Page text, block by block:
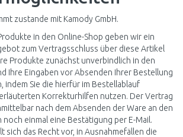
zustande mit Kamody GmbH.
in den Online-Shop geben wir ein
zum Vertragsschluss über diese Artikel
Produkte zunächst unverbindlich in den
Ihre Eingaben vor Absenden Ihrer Bestellung
indem Sie die hierfür im Bestellablauf
Korrekturhilfen nutzen. Der Vertrag
nach dem Absenden der Ware an den
noch einmal eine Bestätigung per E-Mail.
sich das Recht vor, in Ausnahmefällen die